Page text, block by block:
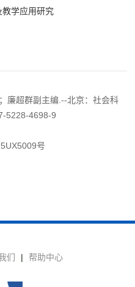
教学应用研究
廉超群副主编.--北京：社会科
5228-4698-9
号
们 | 帮助中心